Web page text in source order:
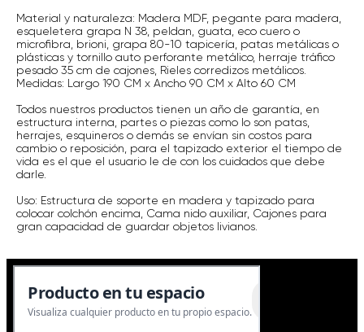
Material y naturaleza: Madera MDF, pegante para madera,
esqueletera grapa N 38, peldan, guata, eco cuero o
microfibra, brioni, grapa 80-10 tapicería, patas metálicas o
plásticas y tornillo auto perforante metálico, herraje tráfico
pesado 35 cm de cajones, Rieles corredizos metálicos.
Medidas: Largo 190 CM x Ancho 90 CM x Alto 60 CM
Todos nuestros productos tienen un año de garantía, en
estructura interna, partes o piezas como lo son patas,
herrajes, esquineros o demás se envían sin costos para
cambio o reposición, para el tapizado exterior el tiempo de
vida es el que el usuario le de con los cuidados que debe
darle.
Uso: Estructura de soporte en madera y tapizado para
colocar colchón encima, Cama nido auxiliar, Cajones para
gran capacidad de guardar objetos livianos.